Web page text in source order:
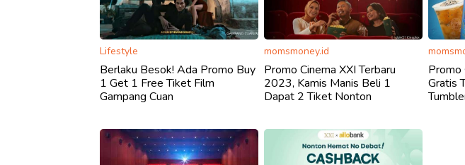
Lifestyle
Berlaku Besok! Ada Promo Buy
1 Get 1 Free Tiket Film
Gampang Cuan
momsmoney.id
Promo Cinema XXI Terbaru
2023, Kamis Manis Beli 1
Dapat 2 Tiket Nonton
Promo
Gratis